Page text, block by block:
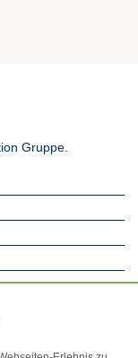
Gruppe.